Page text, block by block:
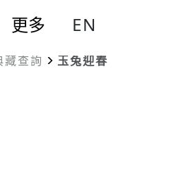
更多 EN
藏查詢 玉兔迎春